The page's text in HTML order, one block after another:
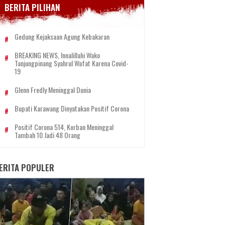
BERITA PILIHAN
Gedung Kejaksaan Agung Kebakaran
BREAKING NEWS, Innalillahi Wako
Tanjungpinang Syahrul Wafat Karena Covid-
19
Glenn Fredly Meninggal Dunia
Bupati Karawang Dinyatakan Positif Corona
Positif Corona 514, Korban Meninggal
Tambah 10 Jadi 48 Orang
POPULER